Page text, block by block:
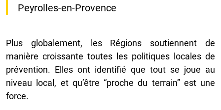
Peyrolles-en-Provence
Plus globalement, les Régions soutiennent de
manière croissante toutes les politiques locales de
prévention. Elles ont identifié que tout se joue au
niveau local, et qu’être “proche du terrain” est une
force.